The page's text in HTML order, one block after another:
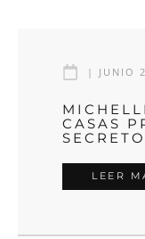
| JUNIO
CASAS
LEER